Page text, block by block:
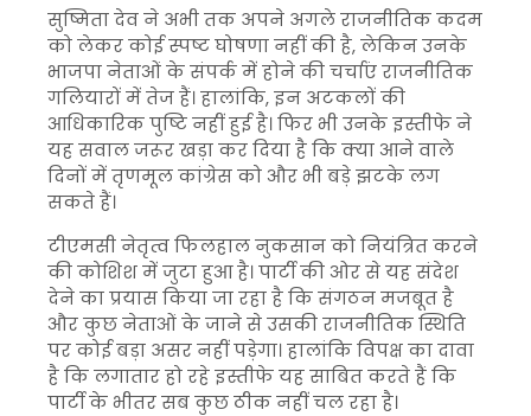
सुष्मिता देव ने अभी तक अपने अगले राजनीतिक कदम
को लेकर कोई स्पष्ट घोषणा नहीं की है, लेकिन उनके
भाजपा नेताओं के संपर्क में होने की चर्चाएं राजनीतिक
गलियारों में तेज हैं। हालांकि, इन अटकलों की
आधिकारिक पुष्टि नहीं हुई है। फिर भी उनके इस्तीफे ने
यह सवाल जरूर खड़ा कर दिया है कि क्या आने वाले
दिनों में तृणमूल कांग्रेस को और भी बड़े झटके लग
सकते हैं।
टीएमसी नेतृत्व फिलहाल नुकसान को नियंत्रित करने
की कोशिश में जुटा हुआ है। पार्टी की ओर से यह संदेश
देने का प्रयास किया जा रहा है कि संगठन मजबूत है
और कुछ नेताओं के जाने से उसकी राजनीतिक स्थिति
पर कोई बड़ा असर नहीं पड़ेगा। हालांकि विपक्ष का दावा
है कि लगातार हो रहे इस्तीफे यह साबित करते हैं कि
पार्टी के भीतर सब कुछ ठीक नहीं चल रहा है।